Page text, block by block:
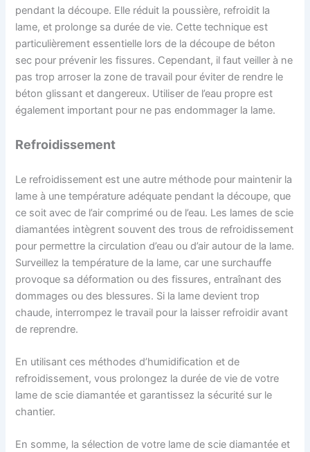
pendant la découpe. Elle réduit la poussière, refroidit la
lame, et prolonge sa durée de vie. Cette technique est
particulièrement essentielle lors de la découpe de béton
sec pour prévenir les fissures. Cependant, il faut veiller à ne
pas trop arroser la zone de travail pour éviter de rendre le
béton glissant et dangereux. Utiliser de l’eau propre est
également important pour ne pas endommager la lame.
Refroidissement
Le refroidissement est une autre méthode pour maintenir la
lame à une température adéquate pendant la découpe, que
ce soit avec de l’air comprimé ou de l’eau. Les lames de scie
diamantées intègrent souvent des trous de refroidissement
pour permettre la circulation d’eau ou d’air autour de la lame.
Surveillez la température de la lame, car une surchauffe
provoque sa déformation ou des fissures, entraînant des
dommages ou des blessures. Si la lame devient trop
chaude, interrompez le travail pour la laisser refroidir avant
de reprendre.
En utilisant ces méthodes d’humidification et de
refroidissement, vous prolongez la durée de vie de votre
lame de scie diamantée et garantissez la sécurité sur le
chantier.
En somme, la sélection de votre lame de scie diamantée et